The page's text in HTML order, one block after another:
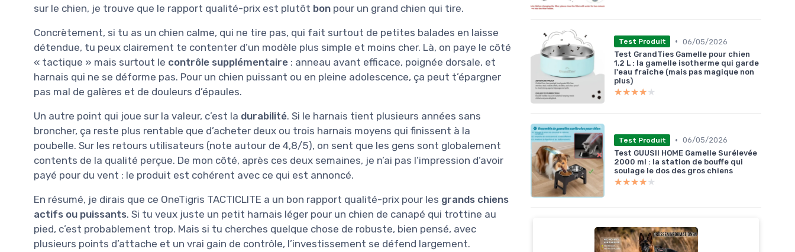
sur le chien, je trouve que le rapport qualité-prix est plutôt bon pour un grand chien qui tire.
Concrètement, si tu as un chien calme, qui ne tire pas, qui fait surtout de petites balades en laisse
détendue, tu peux clairement te contenter d’un modèle plus simple et moins cher. Là, on paye le côté
« tactique » mais surtout le contrôle supplémentaire : anneau avant efficace, poignée dorsale, et
harnais qui ne se déforme pas. Pour un chien puissant ou en pleine adolescence, ça peut t’épargner
pas mal de galères et de douleurs d’épaules.
Un autre point qui joue sur la valeur, c’est la durabilité. Si le harnais tient plusieurs années sans
broncher, ça reste plus rentable que d’acheter deux ou trois harnais moyens qui finissent à la
poubelle. Sur les retours utilisateurs (note autour de 4,8/5), on sent que les gens sont globalement
contents de la qualité perçue. De mon côté, après ces deux semaines, je n’ai pas l’impression d’avoir
payé pour du vent : le produit est cohérent avec ce qui est annoncé.
En résumé, je dirais que ce OneTigris TACTICLITE a un bon rapport qualité-prix pour les grands chiens
actifs ou puissants. Si tu veux juste un petit harnais léger pour un chien de canapé qui trottine au
pied, c’est probablement trop. Mais si tu cherches quelque chose de robuste, bien pensé, avec
plusieurs points d’attache et un vrai gain de contrôle, l’investissement se défend largement.
Test Produit • 06/05/2026
Test GrandTies Gamelle pour chien
1,2 L : la gamelle isotherme qui garde
l'eau fraîche (mais pas magique non
plus)
★★★★★
★★★★★
Test Produit • 06/05/2026
Test GUUSII HOME Gamelle Surélevée
2000 ml : la station de bouffe qui
soulage le dos des gros chiens
★★★★★
★★★★★